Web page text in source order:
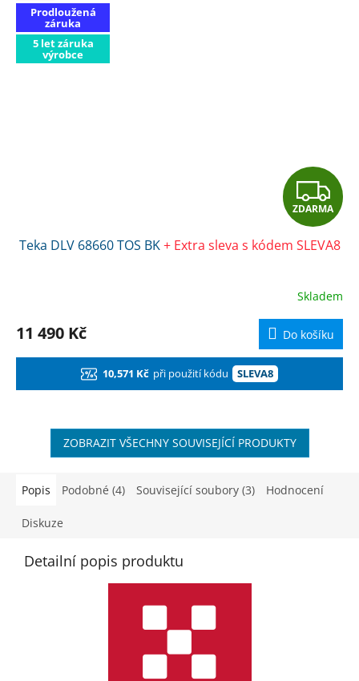
Prodloužená
záruka
5 let záruka
výrobce
Z
D
A
R
M
A
ZDARMA
Teka DLV 68660 TOS BK+ Extra sleva s kódem SLEVA8
Skladem
11 490 Kč Do košíku
10,571 Kč při použití kódu SLEVA8
ZOBRAZIT VŠECHNY SOUVISEJÍCÍ PRODUKTY
Popis Podobné (4) Související soubory (3) Hodnocení
Diskuze
Detailní popis produktu